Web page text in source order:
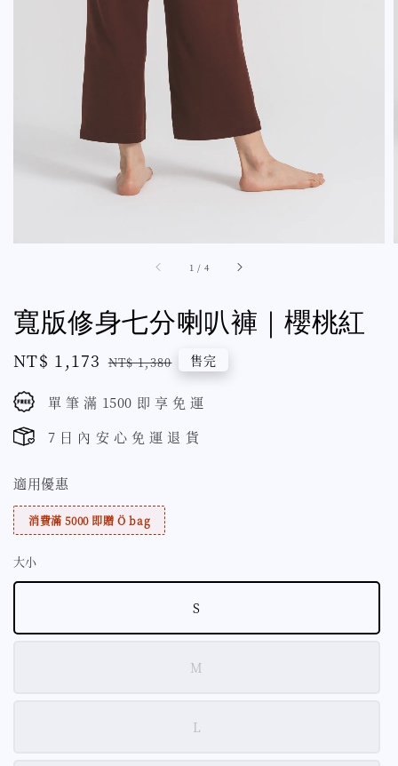
1 / 4
寬版修身七分喇叭褲｜櫻桃紅
Sale
NT$ 1,173 Regular
NT$ 1,380 售完
單 筆 滿 1500 即 享 免 運
7 日 內 安 心 免 運 退 貨
適用優惠
消費滿 5000 即贈 Ö bag
大小
S
M
L